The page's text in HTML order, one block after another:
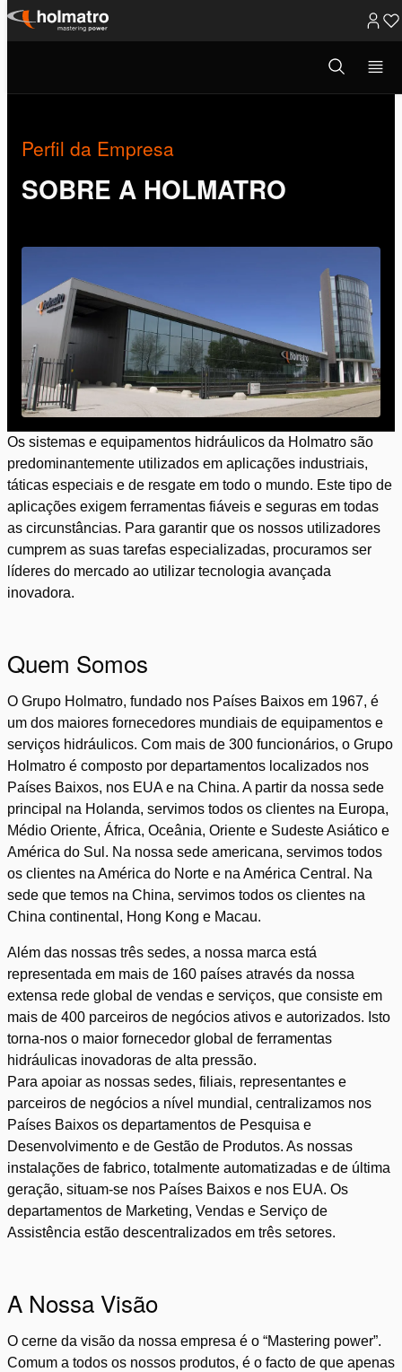
Ir
Abrir
modal
pesquisa
Perfil da Empresa
SOBRE A HOLMATRO
Os sistemas e equipamentos hidráulicos da Holmatro são
predominantemente utilizados em aplicações industriais,
táticas especiais e de resgate em todo o mundo. Este tipo de
aplicações exigem ferramentas fiáveis e seguras em todas
as circunstâncias. Para garantir que os nossos utilizadores
cumprem as suas tarefas especializadas, procuramos ser
líderes do mercado ao utilizar tecnologia avançada
inovadora.
Quem Somos
O Grupo Holmatro, fundado nos Países Baixos em 1967, é
um dos maiores fornecedores mundiais de equipamentos e
serviços hidráulicos. Com mais de 300 funcionários, o Grupo
Holmatro é composto por departamentos localizados nos
Países Baixos, nos EUA e na China. A partir da nossa sede
principal na Holanda, servimos todos os clientes na Europa,
Médio Oriente, África, Oceânia, Oriente e Sudeste Asiático e
América do Sul. Na nossa sede americana, servimos todos
os clientes na América do Norte e na América Central. Na
sede que temos na China, servimos todos os clientes na
China continental, Hong Kong e Macau.
Além das nossas três sedes, a nossa marca está
representada em mais de 160 países através da nossa
extensa rede global de vendas e serviços, que consiste em
mais de 400 parceiros de negócios ativos e autorizados. Isto
torna-nos o maior fornecedor global de ferramentas
hidráulicas inovadoras de alta pressão.
Para apoiar as nossas sedes, filiais, representantes e
parceiros de negócios a nível mundial, centralizamos nos
Países Baixos os departamentos de Pesquisa e
Desenvolvimento e de Gestão de Produtos. As nossas
instalações de fabrico, totalmente automatizadas e de última
geração, situam-se nos Países Baixos e nos EUA. Os
departamentos de Marketing, Vendas e Serviço de
Assistência estão descentralizados em três setores.
A Nossa Visão
O cerne da visão da nossa empresa é o “Mastering power”.
Comum a todos os nossos produtos, é o facto de que apenas